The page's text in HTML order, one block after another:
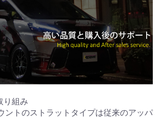
り組み
ントのストラットタイプは従来のアッパ